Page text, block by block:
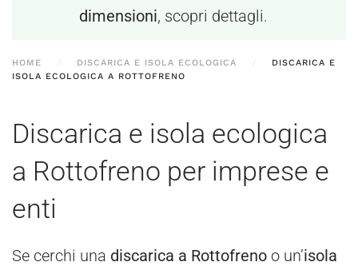
dimensioni, scopri dettagli.
HOME DISCARICA E ISOLA ECOLOGICA
DISCARICA E
ISOLA ECOLOGICA A ROTTOFRENO
Discarica e isola ecologica
a Rottofreno per imprese e
enti
Se cerchi una discarica a Rottofreno o un’isola